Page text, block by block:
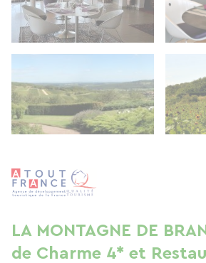
LA MONTAGNE DE
de Charme 4* et